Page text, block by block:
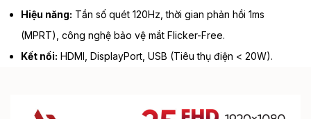
Hiệu năng: Tần số quét 120Hz, thời gian phản hồi 1ms
(MPRT), công nghệ bảo vệ mắt Flicker-Free.
Kết nối: HDMI, DisplayPort, USB (Tiêu thụ điện < 20W).